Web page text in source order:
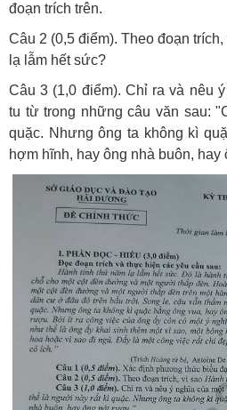
đoạn trích trên.
Câu 2 (0,5 điểm). Theo đoạn
lạ lẫm hết sức?
Câu 3 (1,0 điểm). Chỉ ra và nêu
tu từ trong những câu văn sau:
quặc. Nhưng ông ta không kì
hợm hĩnh, hay ông nhà buôn, hay